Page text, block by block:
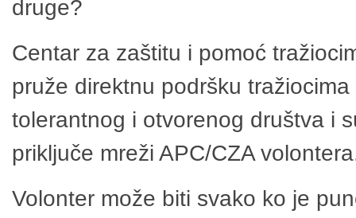
druge?
Centar za zaštitu i pomoć
pruže direktnu podršku
tolerantnog i otvorenog društva i
priključe mreži APC/CZA
Volonter može biti svako ko je